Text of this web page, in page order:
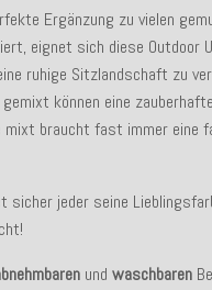
Ergänzung zu vielen
eignet sich diese Outdoor
ruhige Sitzlandschaft zu
können eine
mixt braucht fast immer eine
sicher jeder seine
undwaschbaren